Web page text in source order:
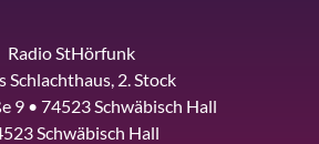
Radio StHörfunk
Schlachthaus, 2. Stock
9 • 74523 Schwäbisch Hall
Schwäbisch Hall